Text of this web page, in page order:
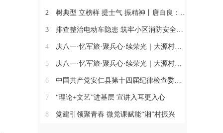
2 树典型 立榜样 提士气 振精神丨唐白良：三十载丹心映党徽 一腔热血暖万家
3 排查整治电动车隐患 筑牢小区消防安全防线
4 庆八一·忆军旅·聚兵心·续荣光｜大源村退役军人共话初心
5 庆八一·忆军旅·聚兵心·续荣光｜大源村退役军人共话初心
6 中国共产党安仁县第十四届纪律检查委员会召开第一次全体会议
7 “理论+文艺”进基层 宣讲入耳更入心
8 党建引领聚青春 微党课赋能“湘”村振兴